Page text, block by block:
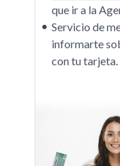
que ir a la
Servicio de
informarte
con tu tarjeta.